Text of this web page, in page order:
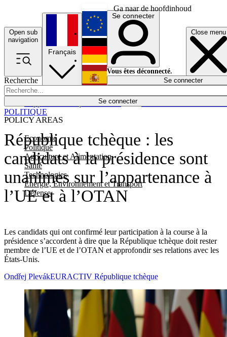
Ga naar de hoofdinhoud
Open sub
navigation
Close menu
Recherche
Se connecter
POLICY AREAS
Economie
Politique
Agriculture et Alimentation
Santé
Technologies
Energie, Environnement et Transport
Défense
Économie
Français
English
Deutsch
Español
Se connecter
Vous êtes déconnecté.
Se connecter
République tchèque : les
candidats à la présidence sont
unanimes sur l’appartenance à
l’UE et à l’OTAN
Les candidats qui ont confirmé leur participation à la course à la
présidence s’accordent à dire que la République tchèque doit rester
membre de l’UE et de l’OTAN et approfondir ses relations avec les
États-Unis.
POLITIQUE
Ondřej PlevákEURACTIV République tchèque